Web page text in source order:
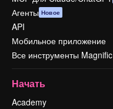
Агенты Новое
API
Мобильное приложение
Все инструменты Magnific
Начать
Academy